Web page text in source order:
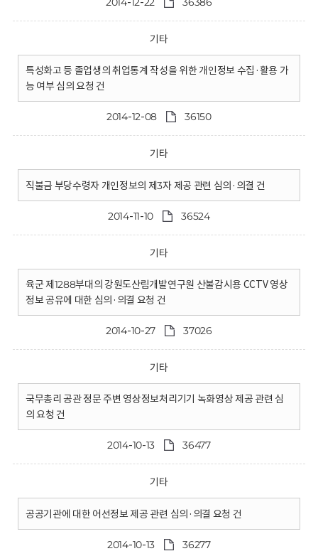
기타
특성화고 등 졸업생의 취업통계 작성을 위한 개인정보 수집·활용 가
능 여부 심의 요청 건
2014-12-08 36150
기타
직불금 부당수령자 개인정보의 제3자 제공 관련 심의·의결 건
2014-11-10 36524
기타
육군 제1288부대의 강원도산림개발연구원 산불감시용 CCTV 영상
정보 공유에 대한 심의·의결 요청 건
2014-10-27 37026
기타
국무총리 공관 정문 주변 영상정보처리기기 녹화영상 제공 관련 심
의 요청 건
2014-10-13 36477
기타
공공기관에 대한 어선정보 제공 관련 심의·의결 요청 건
2014-10-13 36277